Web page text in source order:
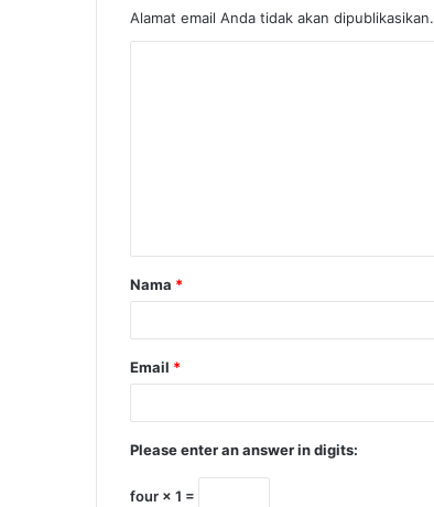
Alamat email Anda tidak akan dipublikasikan.
Nama *
Email *
Please enter an answer in digits:
four × 1 =